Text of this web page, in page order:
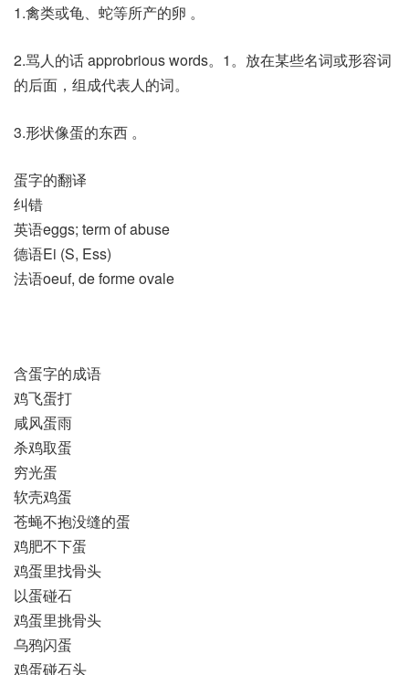
1.禽类或龟、蛇等所产的卵 。
2.骂人的话 approbrious words。1。放在某些名词或形容词
的后面，组成代表人的词。
3.形状像蛋的东西 。
蛋字的翻译
纠错
英语eggs; term of abuse
德语Ei (S, Ess)
法语oeuf, de forme ovale
含蛋字的成语
鸡飞蛋打
咸风蛋雨
杀鸡取蛋
穷光蛋
软壳鸡蛋
苍蝇不抱没缝的蛋
鸡肥不下蛋
鸡蛋里找骨头
以蛋碰石
鸡蛋里挑骨头
乌鸦闪蛋
鸡蛋碰石头